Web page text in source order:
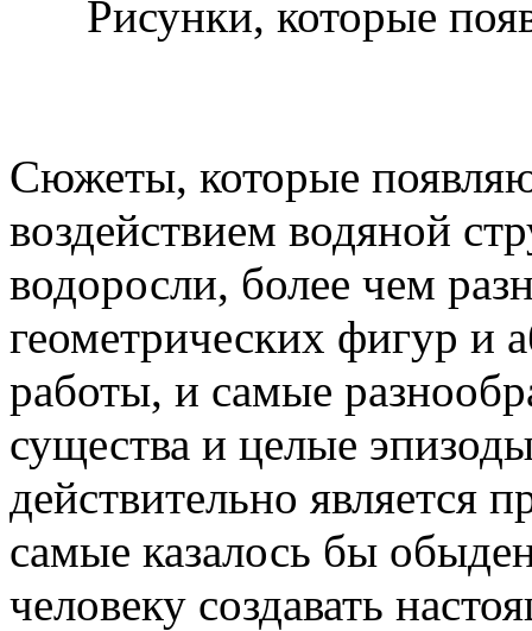
Рисунки, которые
Сюжеты, которые
воздействием водяной
водоросли, более чем
геометрических фигур и
работы, и самые
существа и целые
действительно является
самые казалось бы
человеку создавать